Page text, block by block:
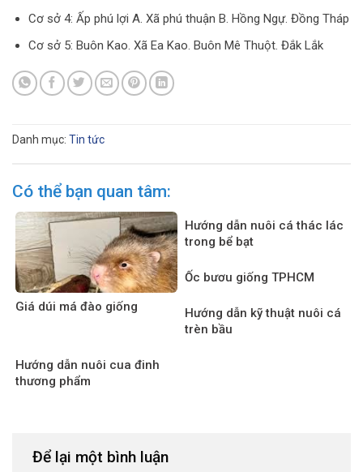
Cơ sở 4: Ấp phú lợi A. Xã phú thuận B. Hồng Ngự. Đồng Tháp
Cơ sở 5: Buôn Kao. Xã Ea Kao. Buôn Mê Thuột. Đắk Lắk
Danh mục: Tin tức
Có thể bạn quan tâm:
Giá dúi má đào giống
Hướng dẫn nuôi cá thác lác
trong bể bạt
Ốc bươu giống TPHCM
Hướng dẫn kỹ thuật nuôi cá
trèn bầu
Hướng dẫn nuôi cua đinh
thương phẩm
Để lại một bình luận